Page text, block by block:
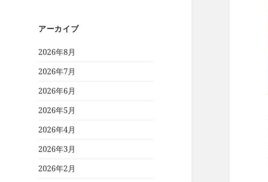
アーカイブ
2026年8月
2026年7月
2026年6月
2026年5月
2026年4月
2026年3月
2026年2月